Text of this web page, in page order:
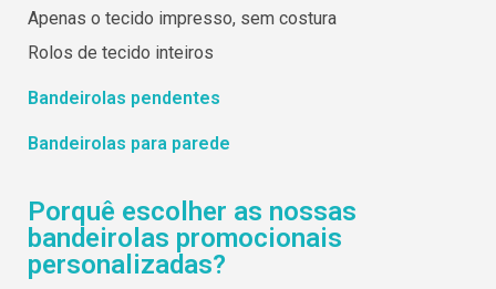
Apenas o tecido impresso, sem costura
Rolos de tecido inteiros
Bandeirolas pendentes
Bandeirolas para parede
Porquê escolher as nossas
bandeirolas promocionais
personalizadas?